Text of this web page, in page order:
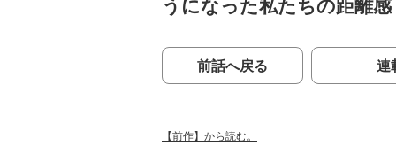
うになった私たちの距離
前話へ戻る 連
【前作】から読む。